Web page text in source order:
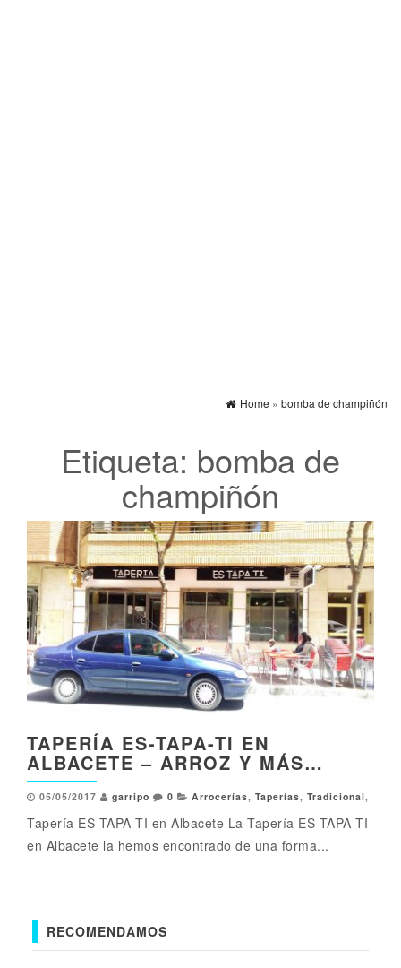
Home » bomba de champiñón
Etiqueta: bomba de
champiñón
TAPERÍA ES-TAPA-TI EN
ALBACETE – ARROZ Y MÁS…
05/05/2017 garripo 0 Arrocerías, Taperías, Tradicional,
Tapería ES-TAPA-TI en Albacete La Tapería ES-TAPA-TI
en Albacete la hemos encontrado de una forma...
RECOMENDAMOS